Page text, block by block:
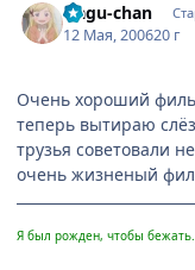
Hagu-chan
12 Мая, 200620 г
Очень хороший
теперь вытираю
трузья советовали
очень жизненый
Я был рожден, чтобы бежать.